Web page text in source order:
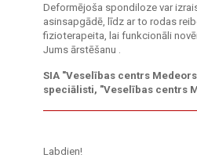
Deformējoša spondiloze var
asinsapgādē, līdz ar to rodas
fizioterapeita, lai funkcionāli
Jums ārstēšanu .
SIA "Veselības centrs
speciālisti, "Veselības centrs
Labdien!